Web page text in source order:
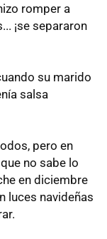
romper a
¡se separaron
su marido
salsa
pero en
no sabe lo
en diciembre
luces navideñas